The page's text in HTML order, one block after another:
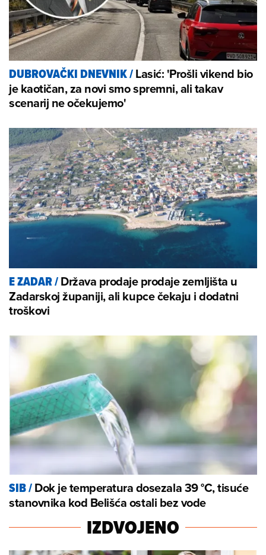
DUBROVAČKI DNEVNIK/Lasić: 'Prošli vikend bio
je kaotičan, za novi smo spremni, ali takav
scenarij ne očekujemo'
E ZADAR/Država prodaje prodaje zemljišta u
Zadarskoj županiji, ali kupce čekaju i dodatni
troškovi
SIB/Dok je temperatura dosezala 39 °C, tisuće
stanovnika kod Belišća ostali bez vode
IZDVOJENO